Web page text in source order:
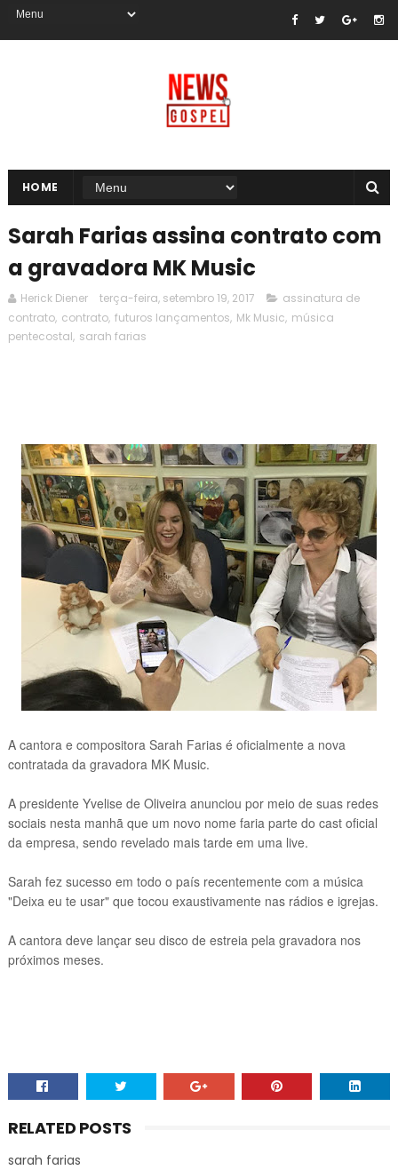
HOME
Sarah Farias assina contrato com
a gravadora MK Music
Herick Diener terça-feira, setembro 19, 2017
assinatura de
contrato, contrato, futuros lançamentos, Mk Music, música
pentecostal, sarah farias
A cantora e compositora Sarah Farias é oficialmente a nova
contratada da gravadora MK Music.
A presidente Yvelise de Oliveira anunciou por meio de suas redes
sociais nesta manhã que um novo nome faria parte do cast oficial
da empresa, sendo revelado mais tarde em uma live.
Sarah fez sucesso em todo o país recentemente com a música
"Deixa eu te usar" que tocou exaustivamente nas rádios e igrejas.
A cantora deve lançar seu disco de estreia pela gravadora nos
próximos meses.
RELATED POSTS
sarah farias